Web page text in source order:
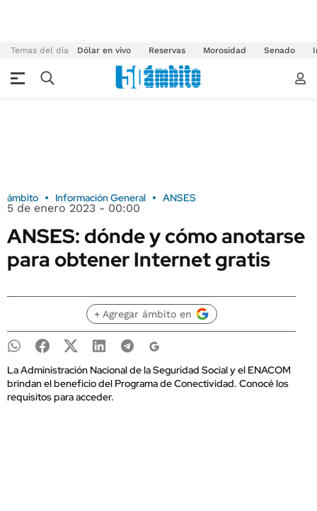
Temas del día Dólar en vivo Reservas Morosidad Senado
ámbito Información General ANSES
5 de enero 2023 - 00:00
ANSES: dónde y cómo anotarse
para obtener Internet gratis
+ Agregar ámbito en
La Administración Nacional de la Seguridad Social y el ENACOM
brindan el beneficio del Programa de Conectividad. Conocé los
requisitos para acceder.